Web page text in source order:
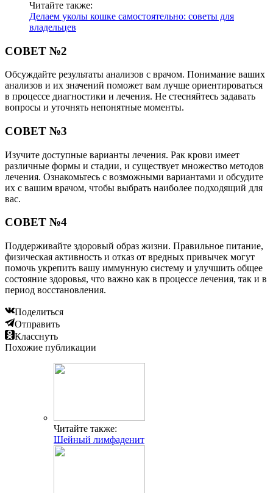
Читайте также:
Делаем уколы кошке самостоятельно: советы для
владельцев
СОВЕТ №2
Обсуждайте результаты анализов с врачом. Понимание ваших
анализов и их значений поможет вам лучше ориентироваться
в процессе диагностики и лечения. Не стесняйтесь задавать
вопросы и уточнять непонятные моменты.
СОВЕТ №3
Изучите доступные варианты лечения. Рак крови имеет
различные формы и стадии, и существует множество методов
лечения. Ознакомьтесь с возможными вариантами и обсудите
их с вашим врачом, чтобы выбрать наиболее подходящий для
вас.
СОВЕТ №4
Поддерживайте здоровый образ жизни. Правильное питание,
физическая активность и отказ от вредных привычек могут
помочь укрепить вашу иммунную систему и улучшить общее
состояние здоровья, что важно как в процессе лечения, так и в
период восстановления.
Поделиться
Отправить
Класснуть
Похожие публикации
Читайте также:
Шейный лимфаденит